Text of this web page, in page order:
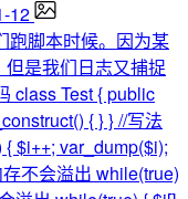
12
跑脚本时候。因为某
是我们日志又捕捉
class Test { public
{ } } //写法
$i++; var_dump($i);
不会溢出 while(true)